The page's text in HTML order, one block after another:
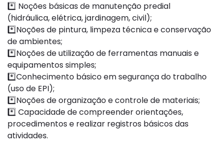
*️⃣ Noções básicas de manutenção predial
(hidráulica, elétrica, jardinagem, civil);
*️⃣Noções de pintura, limpeza técnica e conservação
de ambientes;
*️⃣Noções de utilização de ferramentas manuais e
equipamentos simples;
*️⃣Conhecimento básico em segurança do trabalho
(uso de EPI);
*️⃣Noções de organização e controle de materiais;
*️⃣ Capacidade de compreender orientações,
procedimentos e realizar registros básicos das
atividades.